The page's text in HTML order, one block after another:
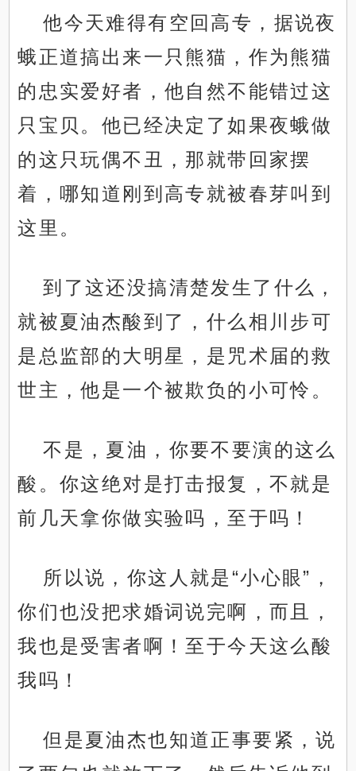
他今天难得有空回高专，据说夜
蛾正道搞出来一只熊猫，作为熊猫
的忠实爱好者，他自然不能错过这
只宝贝。他已经决定了如果夜蛾做
的这只玩偶不丑，那就带回家摆
着，哪知道刚到高专就被春芽叫到
这里。
到了这还没搞清楚发生了什么，
就被夏油杰酸到了，什么相川步可
是总监部的大明星，是咒术届的救
世主，他是一个被欺负的小可怜。
不是，夏油，你要不要演的这么
酸。你这绝对是打击报复，不就是
前几天拿你做实验吗，至于吗！
所以说，你这人就是“小心眼”，
你们也没把求婚词说完啊，而且，
我也是受害者啊！至于今天这么酸
我吗！
但是夏油杰也知道正事要紧，说